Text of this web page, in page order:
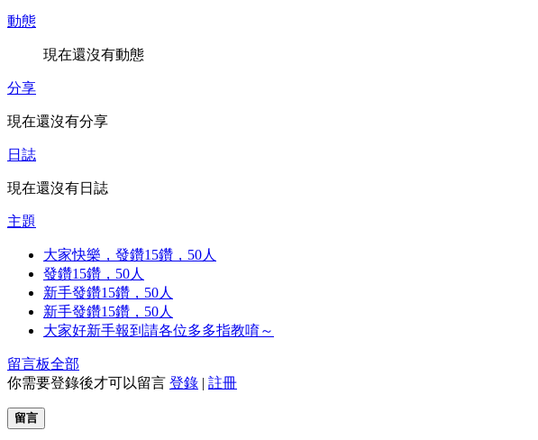
動態
現在還沒有動態
分享
現在還沒有分享
日誌
現在還沒有日誌
主題
大家快樂，發鑽15鑽，50人
發鑽15鑽，50人
新手發鑽15鑽，50人
新手發鑽15鑽，50人
大家好新手報到請各位多多指教唷～
留言板全部
你需要登錄後才可以留言 登錄 | 註冊
留言